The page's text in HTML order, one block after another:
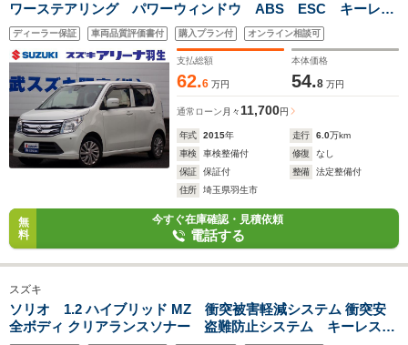
ワーステアリング パワーウィンドウ ABS ESC キーレス
エントリー スマートキー アイドリングストップ ベンチシ
ート フルフラット シートヒーター
ディーラー保証 車両品質評価書付 購入プラン付 オンライン相談可
支払総額
62.6 万円
本体価格
54.8 万円
通常ローン 月々 11,700円
年式 2015年 走行 6.0万km
車検
車検整備付 修復
なし
保証
保証付 整備
法定整備付
住所
埼玉県羽生市
無
料
今すぐ在庫確認・見積依頼
電話する
スズキ
ソリオ 1.2 ハイブリッド MZ 衝突被害軽減システム 衝突安
全ボディ クリアランスソナー 盗難防止システム キーレスエ